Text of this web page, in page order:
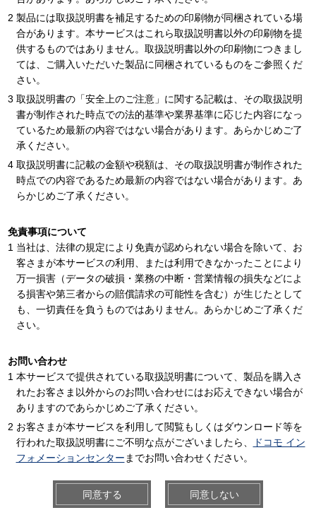
製品には取扱説明書を補足するための印刷物が同梱されている場
合があります。本サービスはこれら取扱説明書以外の印刷物を提
供するものではありません。取扱説明書以外の印刷物につきまし
ては、ご購入いただいた製品に同梱されているものをご参照くだ
さい。
取扱説明書の「安全上のご注意」に関する記載は、その取扱説明
書が制作された時点での法的基準や業界基準に応じた内容になっ
ているため最新の内容ではない場合があります。あらかじめご了
承ください。
取扱説明書に記載の金額や税額は、その取扱説明書が制作された
時点での内容であるため最新の内容ではない場合があります。あ
らかじめご了承ください。
免責事項について
当社は、法律の規定により免責が認められない場合を除いて、お
客さまが本サービスの利用、または利用できなかったことにより
万一損害（データの破損・業務の中断・営業情報の損失などによ
る損害や第三者からの賠償請求の可能性を含む）が生じたとして
も、一切責任を負うものではありません。あらかじめご了承くだ
さい。
お問い合わせ
本サービスで提供されている取扱説明書について、製品を購入さ
れたお客さま以外からのお問い合わせにはお応えできない場合が
ありますのであらかじめご了承ください。
お客さまが本サービスを利用して閲覧もしくはダウンロード等を
行われた取扱説明書にご不明な点がございましたら、
ドコモ イン
フォメーションセンター までお問い合わせください。
同意する 同意しない